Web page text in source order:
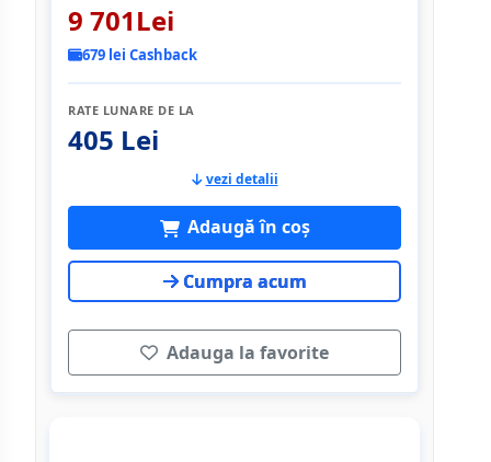
9 701Lei
679 lei Cashback
RATE LUNARE DE LA
405 Lei
vezi detalii
Adaugă în coș
Cumpra acum
Adauga la favorite